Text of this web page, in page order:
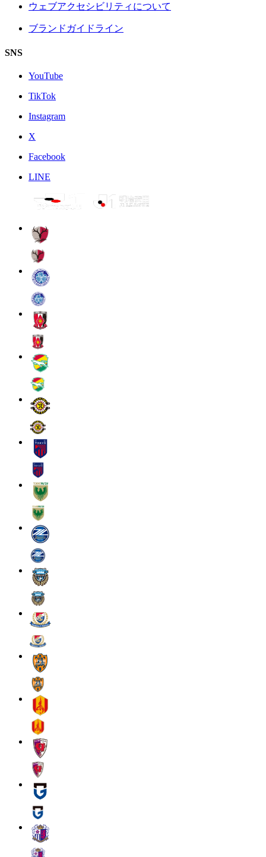
ウェブアクセシビリティについて
ブランドガイドライン
SNS
YouTube
TikTok
Instagram
X
Facebook
LINE